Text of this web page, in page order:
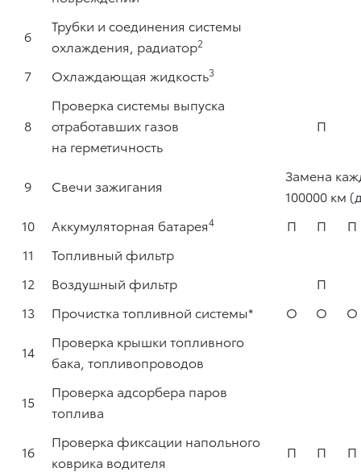
6
Трубки и соединения системы
охлаждения, радиатор2
7 Охлаждающая жидкость3
8
Проверка системы выпуска
отработавших газов
на герметичность
П
9 Свечи зажигания
Замена
100000 км
10
Аккумуляторная батарея4 П П
П
11
Топливный фильтр
12
Воздушный фильтр
П
13
Прочистка топливной системы* О О О
14
Проверка крышки топливного
бака, топливопроводов
15
Проверка адсорбера паров
топлива
16
Проверка фиксации напольного
коврика водителя
П П П